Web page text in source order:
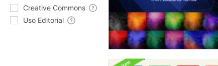
Creative Commons
Uso Editorial